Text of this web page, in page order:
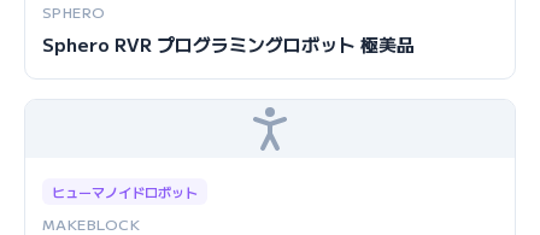
SPHERO
Sphero RVR プログラミングロボット 極美品
ヒューマノイドロボット
MAKEBLOCK